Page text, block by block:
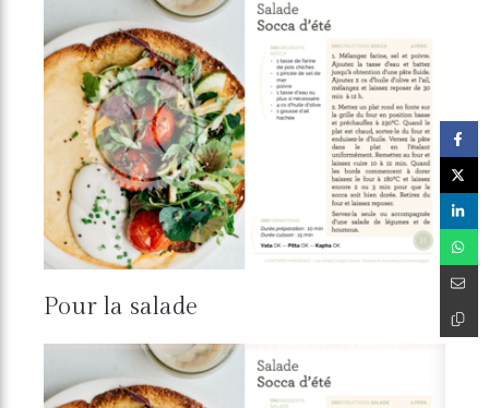
Pour la salade